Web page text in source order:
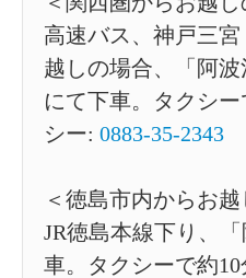
高速バス、神戸三
越しの場合、「阿波
にて下車。タクシ
シー: 0883-35-2343
＜徳島市内からお越
JR徳島本線下り、
車。タクシーで約